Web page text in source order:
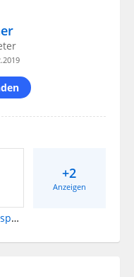
Viele e30 Prospekte
+2
Anzeigen